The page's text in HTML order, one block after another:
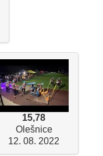
15,78
Olešnice
12. 08. 2022